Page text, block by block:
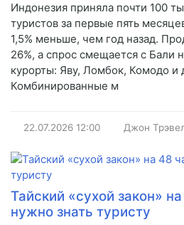
Индонезия приняла почти 100
туристов за первые пять
1,5% меньше, чем год назад.
26%, а спрос смещается с Бали
курорты: Яву, Ломбок, Комодо и
Комбинированные м
22.07.2026 12:00 Джон
Тайский «сухой закон»
нужно знать туристу